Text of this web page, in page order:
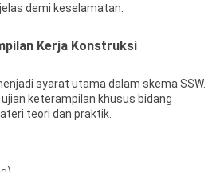
demi keselamatan.
Kerja Konstruksi
syarat utama dalam skema SSW.
keterampilan khusus bidang
teori dan praktik.